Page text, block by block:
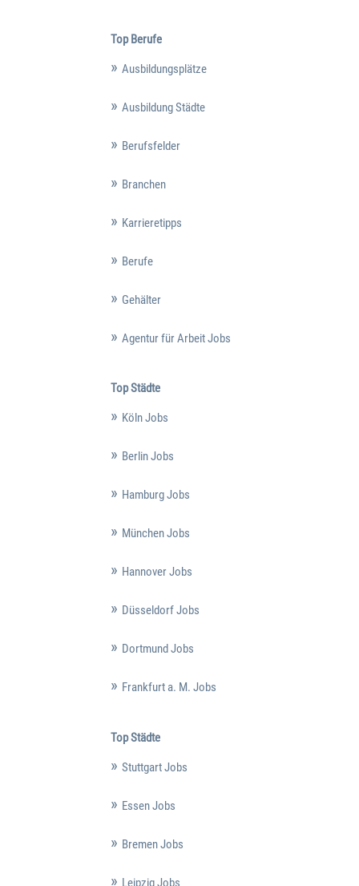
Top Berufe
Ausbildungsplätze
Ausbildung Städte
Berufsfelder
Branchen
Karrieretipps
Berufe
Gehälter
Agentur für Arbeit Jobs
Top Städte
Köln Jobs
Berlin Jobs
Hamburg Jobs
München Jobs
Hannover Jobs
Düsseldorf Jobs
Dortmund Jobs
Frankfurt a. M. Jobs
Top Städte
Stuttgart Jobs
Essen Jobs
Bremen Jobs
Leipzig Jobs